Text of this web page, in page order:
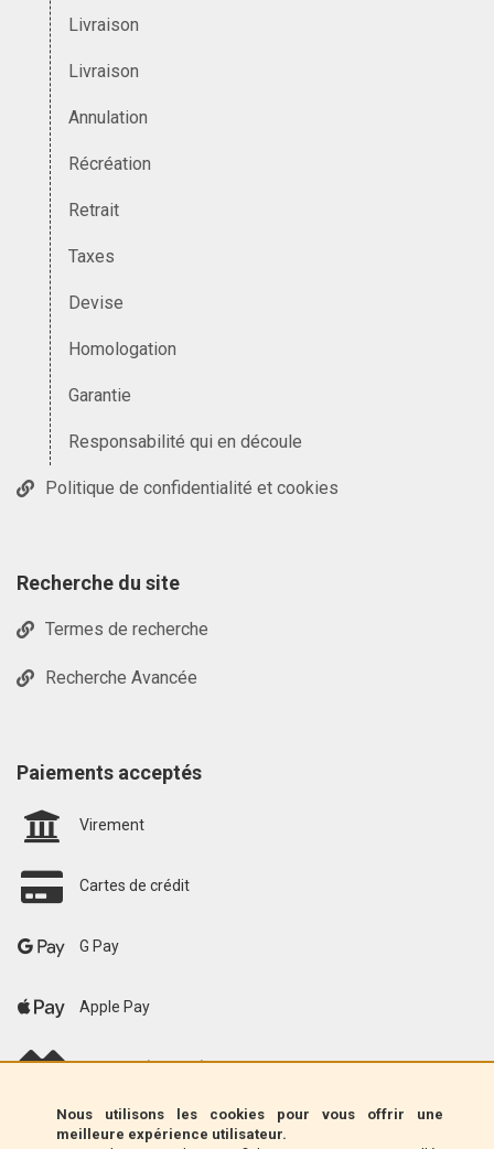
Nous utilisons les cookies pour vous offrir une
meilleure expérience utilisateur.
Livraison
Livraison
Annulation
Récréation
Retrait
Taxes
Devise
Homologation
Garantie
Responsabilité qui en découle
Politique de confidentialité et cookies
Recherche du site
Termes de recherche
Recherche Avancée
Paiements acceptés
Virement
Cartes de crédit
G Pay
Apple Pay
scalapay (EU only)
Klarna (UE uniquement)